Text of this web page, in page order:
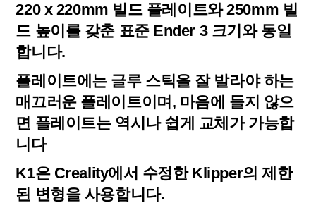
220 x 220mm 빌드 플레이트와 250mm 빌
드 높이를 갖춘 표준 Ender 3 크기와 동일
합니다.
플레이트에는 글루 스틱을 잘 발라야 하는
매끄러운 플레이트이며, 마음에 들지 않으
면 플레이트는 역시나 쉽게 교체가 가능합
니다
K1은 Creality에서 수정한 Klipper의 제한
된 변형을 사용합니다.